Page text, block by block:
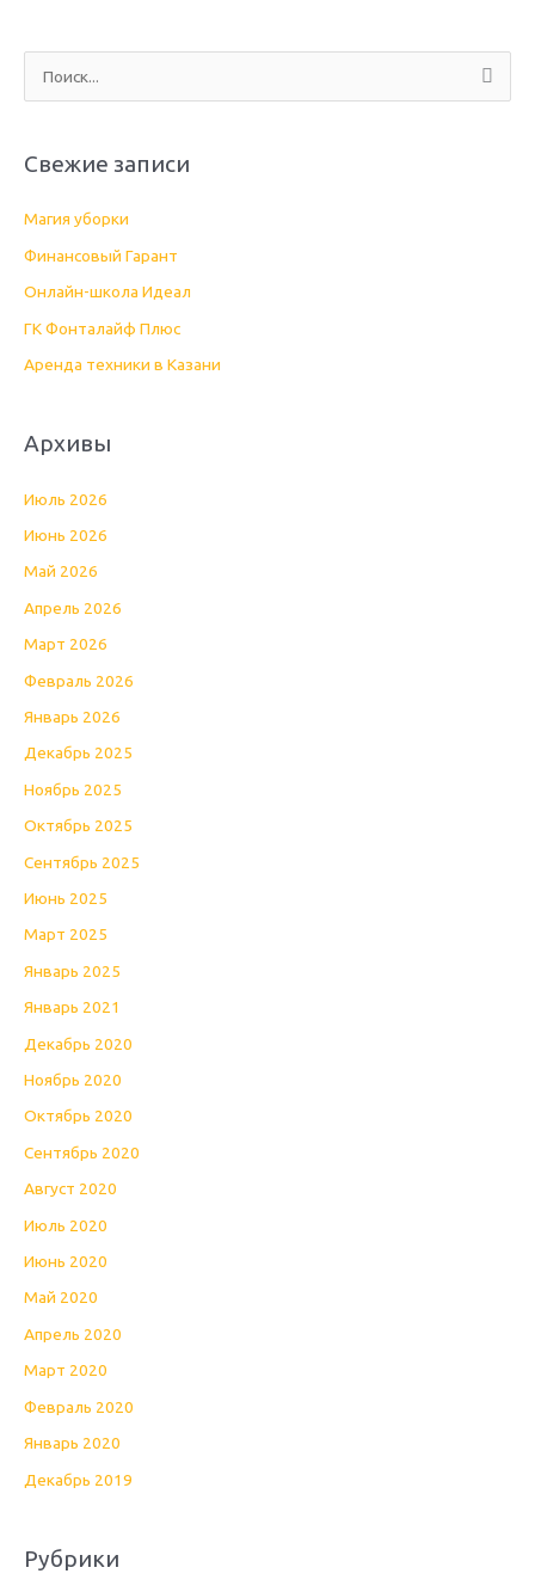
с
к
Свежие записи
Магия уборки
Финансовый Гарант
Онлайн-школа Идеал
ГК Фонталайф Плюс
Аренда техники в Казани
Архивы
Июль 2026
Июнь 2026
Май 2026
Апрель 2026
Март 2026
Февраль 2026
Январь 2026
Декабрь 2025
Ноябрь 2025
Октябрь 2025
Сентябрь 2025
Июнь 2025
Март 2025
Январь 2025
Январь 2021
Декабрь 2020
Ноябрь 2020
Октябрь 2020
Сентябрь 2020
Август 2020
Июль 2020
Июнь 2020
Май 2020
Апрель 2020
Март 2020
Февраль 2020
Январь 2020
Декабрь 2019
Рубрики